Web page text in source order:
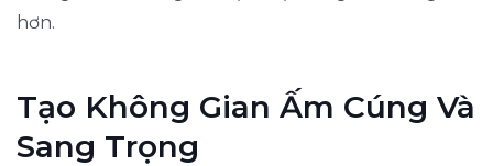
hơn.
Tạo Không Gian Ấm Cúng Và
Sang Trọng